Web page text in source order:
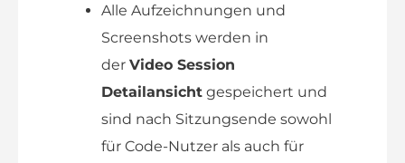
Alle Aufzeichnungen und
Screenshots werden in
der Video Session
Detailansicht gespeichert und
sind nach Sitzungsende sowohl
für Code-Nutzer als auch für